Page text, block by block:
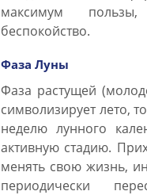
максимум
беспокойство.
Фаза Луны
Фаза растущей
символизирует лето,
неделю лунного
активную стадию.
менять свою жизнь,
периодически